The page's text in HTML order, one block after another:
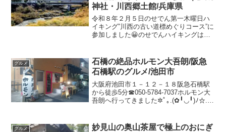
神社・川西郷土館/兵庫県
令和８年２月５日のせでん第一木曜日ハ
イキング”川西の古い道標めぐりコース”に
参加しました😀のせでんハイキングは２
裕があっていわゆる五月雨式時間内に集
合場所に行って、地図...
グルメ
石橋の絶品ホルモン大吾朗/阪急
石橋駅のグルメ/池田市
大阪府池田市１－１２－１８阪急石橋駅
から徒歩5分☎050-5784-7037ホルモン大
吾朗へ行ってきました✲ﾟ｡.(✿╹◡╹)ﾉ☆.｡
背にしたら左側のアーケ...
グルメ
妙見山の奥山茶屋で極上のおにぎ